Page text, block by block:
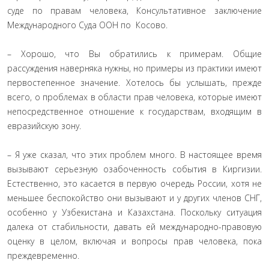
суде по правам человека, Консультативное заключение
Международного Суда ООН по Косово.
– Хорошо, что Вы обратились к примерам. Общие
рассуждения наверняка нужны, но примеры из практики имеют
первостепенное значение. Хотелось бы услышать, прежде
всего, о проблемах в области прав человека, которые имеют
непосредственное отношение к государствам, входящим в
евразийскую зону.
– Я уже сказал, что этих проблем много. В настоящее время
вызывают серьезную озабоченность события в Киргизии.
Естественно, это касается в первую очередь России, хотя не
меньшее беспокойство они вызывают и у других членов СНГ,
особенно у Узбекистана и Казахстана. Поскольку ситуация
далека от стабильности, давать ей международно-правовую
оценку в целом, включая и вопросы прав человека, пока
преждевременно.